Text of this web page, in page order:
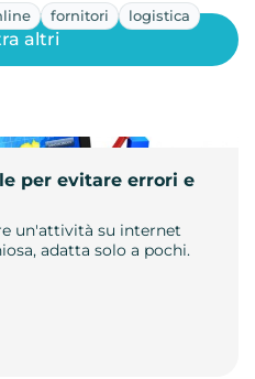
fornitori logistica
per evitare errori e
un'attività su internet
adatta solo a pochi.
altri